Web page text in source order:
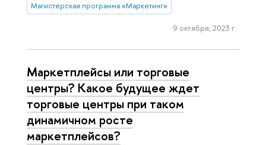
Магистерская программа «Маркетинг»
9 октября, 2023 г.
Маркетплейсы или торговые
центры? Какое будущее ждет
торговые центры при таком
динамичном росте
маркетплейсов?